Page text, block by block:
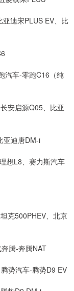
迪宋PLUS EV、比
汽车-零跑C16（纯
安启源Q05、比亚
亚迪唐DM-i
想L8、赛力斯汽车
克500PHEV、北京
腾-奔腾NAT
势汽车-腾势D9 EV